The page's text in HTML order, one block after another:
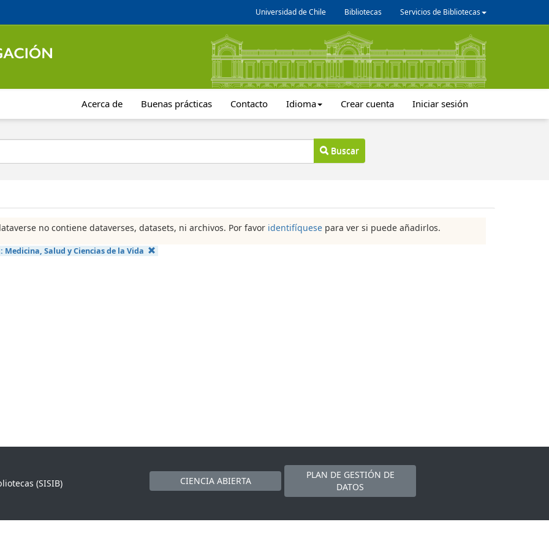
Universidad de Chile Bibliotecas Servicios de Bibliotecas
Acerca de Buenas prácticas Contacto Idioma Crear cuenta Iniciar sesión
Buscar
no contiene dataverses, datasets, ni archivos. Por favor identifíquese para ver si puede añadirlos.
Medicina, Salud y Ciencias de la Vida
(SISIB)
CIENCIA ABIERTA
PLAN DE GESTIÓN DE
DATOS